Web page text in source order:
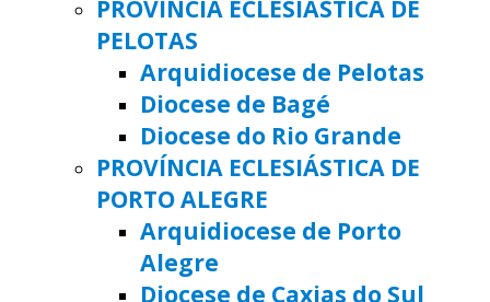
PROVÍNCIA ECLESIÁSTICA DE
PELOTAS
Arquidiocese de Pelotas
Diocese de Bagé
Diocese do Rio Grande
PROVÍNCIA ECLESIÁSTICA DE
PORTO ALEGRE
Arquidiocese de Porto
Alegre
Diocese de Caxias do Sul